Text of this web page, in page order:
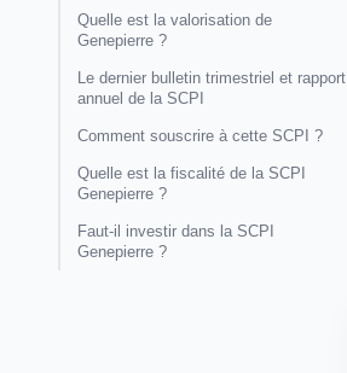
Quelle est la valorisation de
Genepierre ?
Le dernier bulletin trimestriel et rapport
annuel de la SCPI
Comment souscrire à cette SCPI ?
Quelle est la fiscalité de la SCPI
Genepierre ?
Faut-il investir dans la SCPI
Genepierre ?